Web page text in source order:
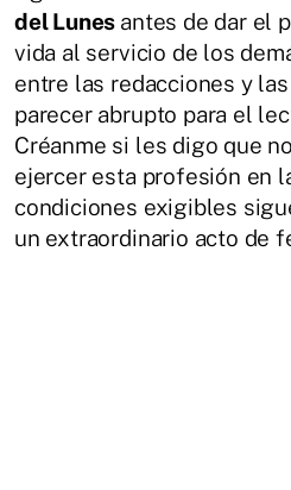
del Lunes antes de dar el
vida al servicio de los
entre las redacciones y
parecer abrupto para el
Créanme si les digo que
ejercer esta profesión en
condiciones exigibles
un extraordinario acto de